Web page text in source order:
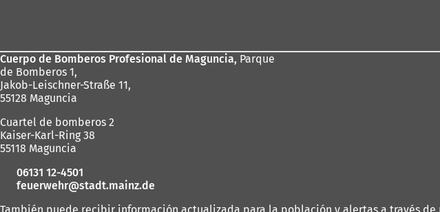
pies
Cuerpo de Bomberos Profesional de Maguncia, Parque
de Bomberos 1,
Jakob-Leischner-Straße 11,
55128 Maguncia
Cuartel de bomberos 2
Kaiser-Karl-Ring 38
55118 Maguncia
06131 12-4501
feuerwehr
stadt.mainz de